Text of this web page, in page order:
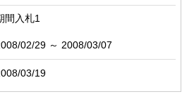
間入札1
02/29 ～ 2008/03/07
03/19